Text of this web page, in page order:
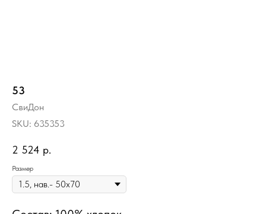
53
СвиДон
SKU: 635353
2 524 р.
Размер